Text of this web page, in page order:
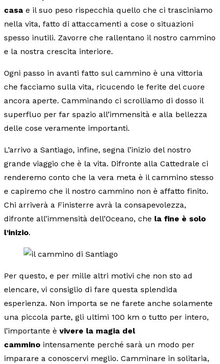
casa e il suo peso rispecchia quello che ci trasciniamo
nella vita, fatto di attaccamenti a cose o situazioni
spesso inutili. Zavorre che rallentano il nostro cammino
e la nostra crescita interiore.
Ogni passo in avanti fatto sul cammino è una vittoria
che facciamo sulla vita, ricucendo le ferite del cuore
ancora aperte. Camminando ci scrolliamo di dosso il
superfluo per far spazio all’immensità e alla bellezza
delle cose veramente importanti.
L’arrivo a Santiago, infine, segna l’inizio del nostro
grande viaggio che è la vita. Difronte alla Cattedrale ci
renderemo conto che la vera meta è il cammino stesso
e capiremo che il nostro cammino non è affatto finito.
Chi arriverà a Finisterre avrà la consapevolezza,
difronte all’immensità dell’Oceano, che la fine è solo
l’inizio.
Per questo, e per mille altri motivi che non sto ad
elencare, vi consiglio di fare questa splendida
esperienza. Non importa se ne farete anche solamente
una piccola parte, gli ultimi 100 km o tutto per intero,
l’importante è vivere la magia del
cammino intensamente perché sarà un modo per
imparare a conoscervi meglio. Camminare in solitaria,